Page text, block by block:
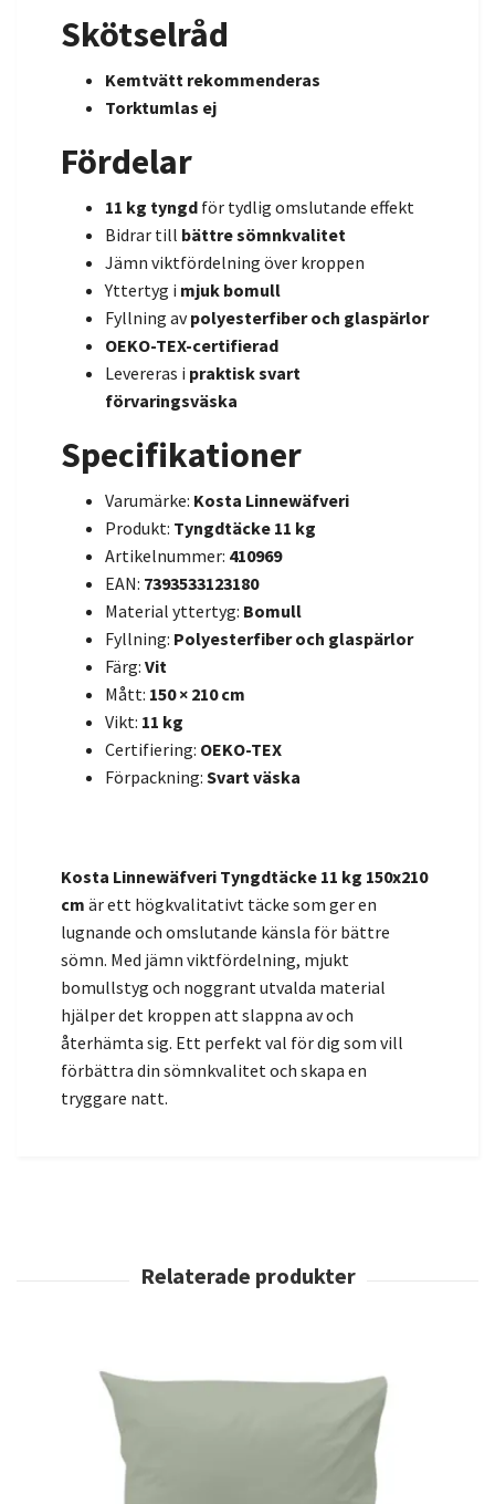
Skötselråd
Kemtvätt rekommenderas
Torktumlas ej
Fördelar
11 kg tyngd för tydlig omslutande effekt
Bidrar till bättre sömnkvalitet
Jämn viktfördelning över kroppen
Yttertyg i mjuk bomull
Fyllning avpolyesterfiber och glaspärlor
OEKO-TEX-certifierad
Levereras i praktisk svart
förvaringsväska
Specifikationer
Varumärke: Kosta Linnewäfveri
Produkt: Tyngdtäcke 11 kg
Artikelnummer: 410969
EAN: 7393533123180
Material yttertyg: Bomull
Fyllning: Polyesterfiber och glaspärlor
Färg: Vit
Mått: 150 × 210 cm
Vikt: 11 kg
Certifiering: OEKO-TEX
Förpackning: Svart väska
Kosta Linnewäfveri Tyngdtäcke 11 kg 150x210
cm är ett högkvalitativt täcke som ger en
lugnande och omslutande känsla för bättre
sömn. Med jämn viktfördelning, mjukt
bomullstyg och noggrant utvalda material
hjälper det kroppen att slappna av och
återhämta sig. Ett perfekt val för dig som vill
förbättra din sömnkvalitet och skapa en
tryggare natt.